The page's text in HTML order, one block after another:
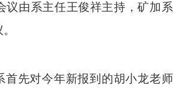
议由系主任王俊祥主持，矿加系
首先对今年新报到的胡小龙老师